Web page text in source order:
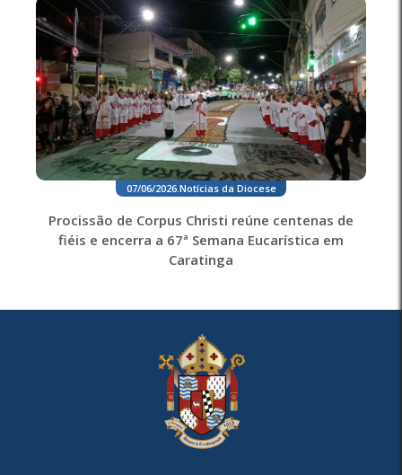
07/06/2026.Notícias da Diocese
Procissão de Corpus Christi reúne centenas de
fiéis e encerra a 67ª Semana Eucarística em
Caratinga